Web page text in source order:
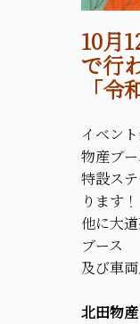
10月
で行
「
イベン
物産ブ
特設ス
ります！
他に大
ブース
及び車
北田物